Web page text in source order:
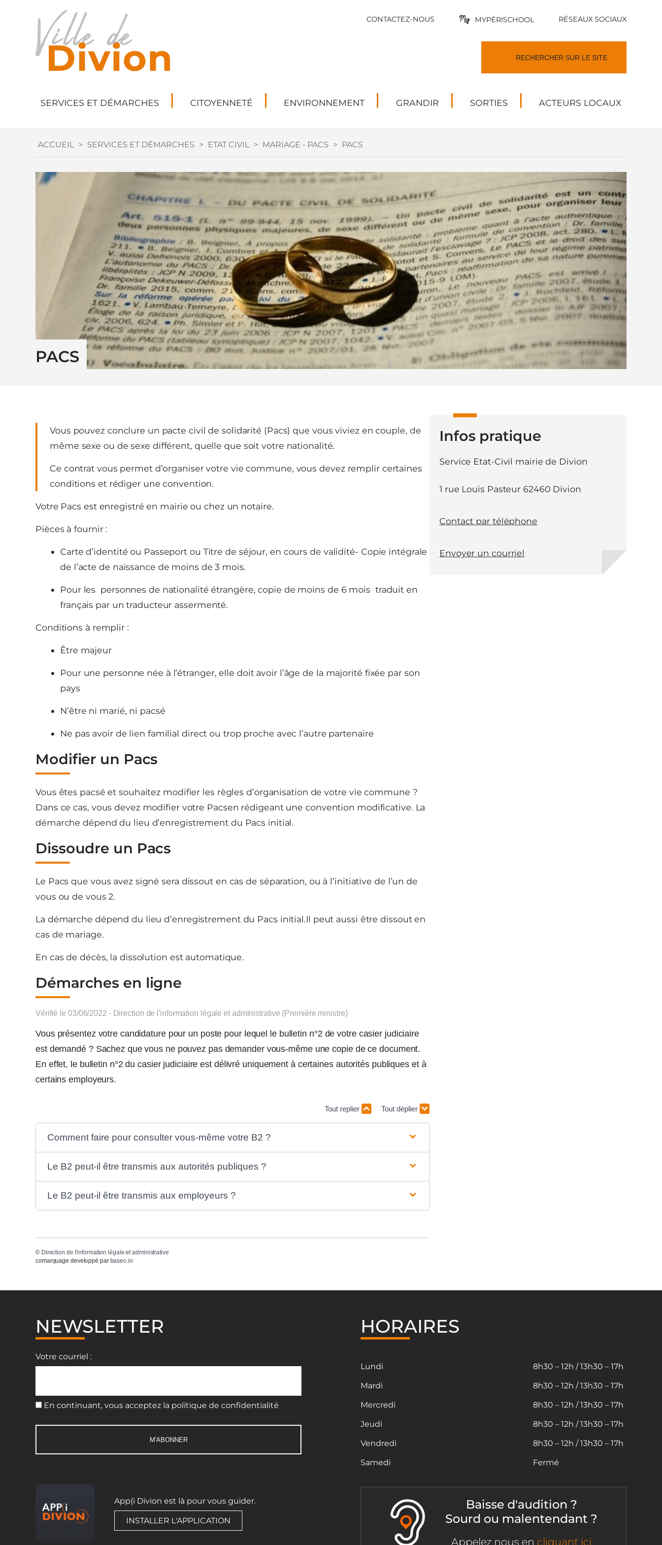
CONTACTEZ-NOUS MYPÉRISCHOOL RÉSEAUX SOCIAUX
SERVICES ET DÉMARCHES CITOYENNETÉ ENVIRONNEMENT GRANDIR SORTIES ACTEURS LOCAUX
ACCUEIL > SERVICES ET DÉMARCHES > ETAT CIVIL > MARIAGE - PACS > PACS
PACS
Vous pouvez conclure un pacte civil de solidarité (Pacs) que vous viviez en couple, de
même sexe ou de sexe différent, quelle que soit votre nationalité.
Ce contrat vous permet d’organiser votre vie commune, vous devez remplir certaines
conditions et rédiger une convention.
Votre Pacs est enregistré en mairie ou chez un notaire.
Pièces à fournir :
Carte d’identité ou Passeport ou Titre de séjour, en cours de validité- Copie intégrale
de l’acte de naissance de moins de 3 mois.
Pour les personnes de nationalité étrangère, copie de moins de 6 mois traduit en
français par un traducteur assermenté.
Conditions à remplir :
Être majeur
Pour une personne née à l’étranger, elle doit avoir l’âge de la majorité fixée par son
pays
N’être ni marié, ni pacsé
Ne pas avoir de lien familial direct ou trop proche avec l’autre partenaire
Modifier un Pacs
Vous êtes pacsé et souhaitez modifier les règles d’organisation de votre vie commune ?
Dans ce cas, vous devez modifier votre Pacsen rédigeant une convention modificative. La
démarche dépend du lieu d’enregistrement du Pacs initial.
Dissoudre un Pacs
Le Pacs que vous avez signé sera dissout en cas de séparation, ou à l’initiative de l’un de
vous ou de vous 2.
La démarche dépend du lieu d’enregistrement du Pacs initial.Il peut aussi être dissout en
cas de mariage.
En cas de décès, la dissolution est automatique.
Démarches en ligne
Vérifié le 03/06/2022 - Direction de l'information légale et administrative (Première ministre)
Vous présentez votre candidature pour un poste pour lequel le bulletin n°2 de votre casier judiciaire
est demandé ? Sachez que vous ne pouvez pas demander vous-même une copie de ce document.
En effet, le bulletin n°2 du casier judiciaire est délivré uniquement à certaines autorités publiques et à
certains employeurs.
Tout replier Tout déplier
Comment faire pour consulter vous-même votre B2 ?
Le B2 peut-il être transmis aux autorités publiques ?
Le B2 peut-il être transmis aux employeurs ?
© Direction de l'information légale et administrative
comarquage developpé par baseo.io
Infos pratique
Service Etat-Civil mairie de Divion
1 rue Louis Pasteur 62460 Divion
Contact par téléphone
Envoyer un courriel
NEWSLETTER
Votre courriel :
En continuant, vous acceptez la politique de confidentialité
App(i Divion est là pour vous guider.
INSTALLER L'APPLICATION
HORAIRES
Lundi
Mardi
Mercredi
Jeudi
Vendredi
Samedi
8h30 – 12h / 13h30 – 17h
8h30 – 12h / 13h30 – 17h
8h30 – 12h / 13h30 – 17h
8h30 – 12h / 13h30 – 17h
8h30 – 12h / 13h30 – 17h
Fermé
Baisse d'audition ?
Sourd ou malentendant ?
Appelez nous en cliquant ici